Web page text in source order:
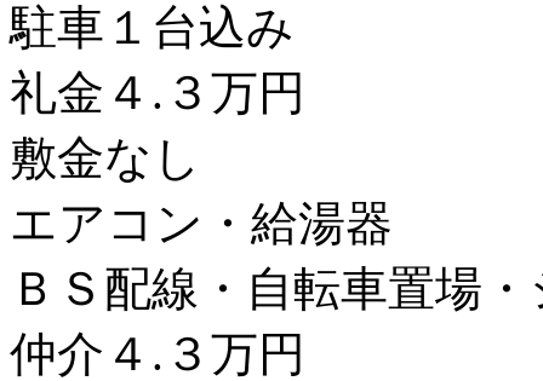
駐車１台込み
礼金４.３万円
敷金なし
エアコン・給湯器
ＢＳ配線・自転車置場
仲介４.３万円